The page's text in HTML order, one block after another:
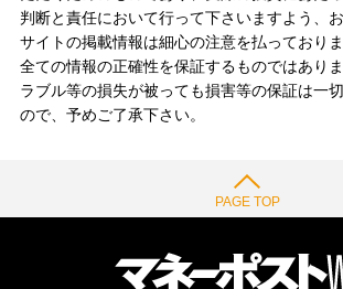
判断と責任において行って下さいますよう、
サイトの掲載情報は細心の注意を払っており
全ての情報の正確性を保証するものではあり
ラブル等の損失が被っても損害等の保証は一
ので、予めご了承下さい。
PAGE TOP